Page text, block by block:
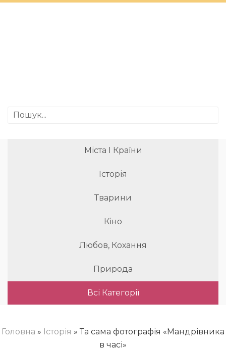
Міста І Країни
Історія
Тварини
Кіно
Любов, Кохання
Природа
Всі Категорії
Головна » Історія » Та сама фотографія «Мандрівника
в часі»